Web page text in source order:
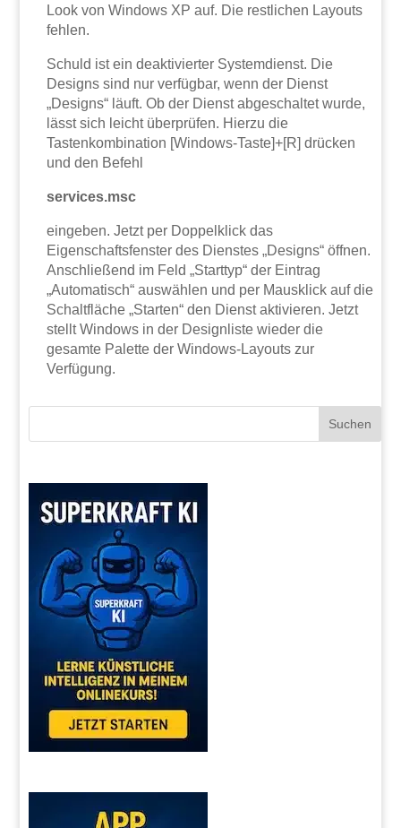
Look von Windows XP auf. Die restlichen Layouts
fehlen.
Schuld ist ein deaktivierter Systemdienst. Die
Designs sind nur verfügbar, wenn der Dienst
„Designs“ läuft. Ob der Dienst abgeschaltet wurde,
lässt sich leicht überprüfen. Hierzu die
Tastenkombination [Windows-Taste]+[R] drücken
und den Befehl
services.msc
eingeben. Jetzt per Doppelklick das
Eigenschaftsfenster des Dienstes „Designs“ öffnen.
Anschließend im Feld „Starttyp“ der Eintrag
„Automatisch“ auswählen und per Mausklick auf die
Schaltfläche „Starten“ den Dienst aktivieren. Jetzt
stellt Windows in der Designliste wieder die
gesamte Palette der Windows-Layouts zur
Verfügung.